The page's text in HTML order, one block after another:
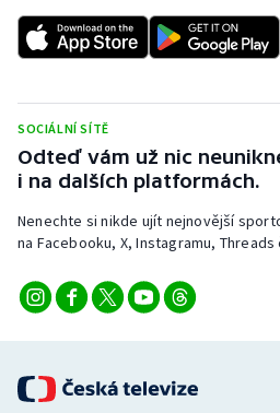
SOCIÁLNÍ SÍTĚ
Odteď vám už nic
i na dalších platformách.
Nenechte si nikde ujít nejnovější
na Facebooku, X, Instagramu,